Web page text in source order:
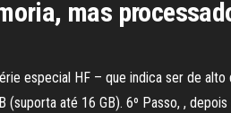
mas
especial HF – que indica ser de alto
até 16 GB). 6º Passo, ,